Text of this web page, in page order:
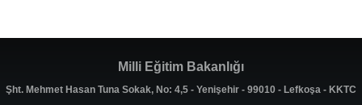
Milli Eğitim Bakanlığı
Şht. Mehmet Hasan Tuna Sokak, No: 4,5 - Yenişehir - 99010 - Lefkoşa - KKTC